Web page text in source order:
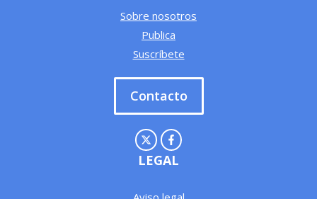
Sobre nosotros
Publica
Suscríbete
Contacto
LEGAL